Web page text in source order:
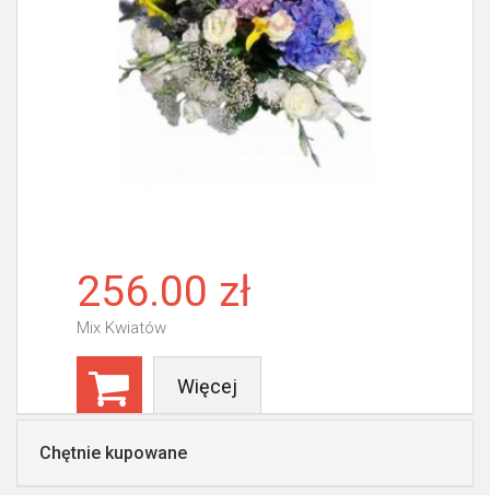
256.00 zł
Mix Kwiatów
Więcej
Chętnie kupowane